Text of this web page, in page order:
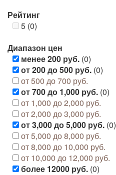
Рейтинг
5 (0)
Диапазон цен
менее 200 руб. (0)
от 200 до 500 руб. (0)
от 500 до 700 руб.
от 700 до 1,000 руб. (0)
от 1,000 до 2,000 руб.
от 2,000 до 3,000 руб.
от 3,000 до 5,000 руб. (0)
от 5,000 до 8,000 руб.
от 8,000 до 10,000 руб.
от 10,000 до 12,000 руб.
более 12000 руб. (0)